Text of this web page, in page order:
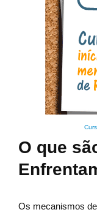
O que
Os mecanismos